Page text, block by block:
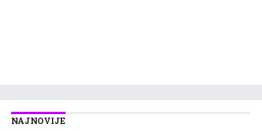
NAJNOVIJE